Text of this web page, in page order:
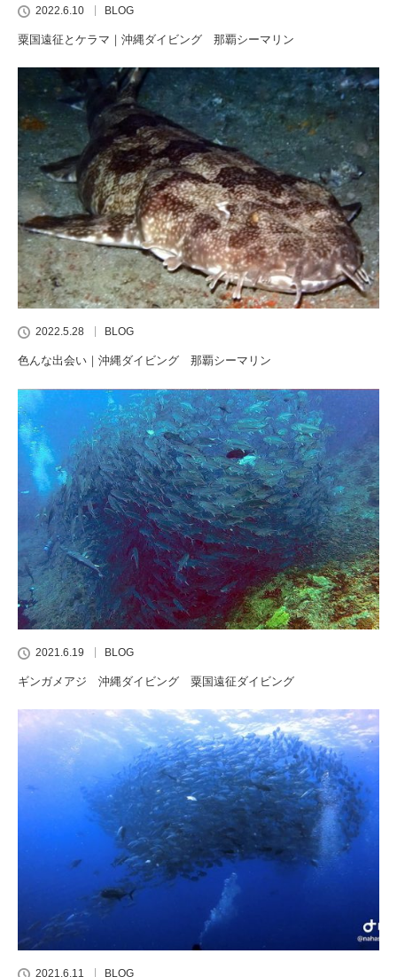
2022.6.10 BLOG
粟国遠征とケラマ｜沖縄ダイビング 那覇シーマリン
2022.5.28 BLOG
色んな出会い｜沖縄ダイビング 那覇シーマリン
2021.6.19 BLOG
ギンガメアジ 沖縄ダイビング 粟国遠征ダイビング
2021.6.11 BLOG